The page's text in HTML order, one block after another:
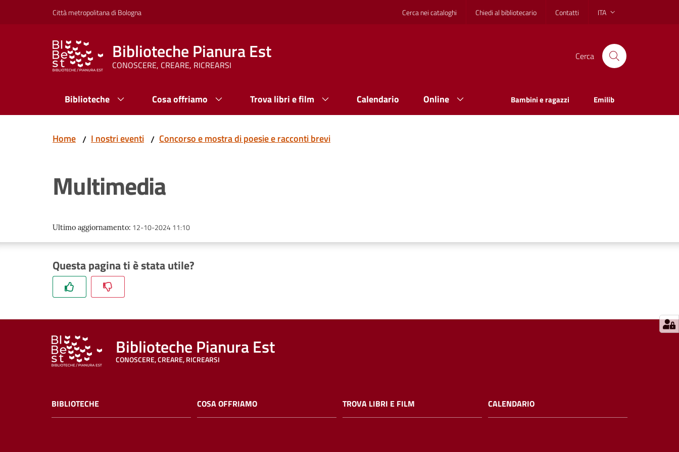
Vai al contenuto
Vai alla navigazioneCittà metropolitana di Bologna Cerca nei cataloghi Chiedi al bibliotecario Contatti ITA
Biblioteche Pianura Est
CONOSCERE, CREARE, RICREARSI
Cerca
Biblioteche Cosa offriamo Trova libri e film Calendario Online Bambini e ragazzi Emilib
Home / I nostri eventi / Concorso e mostra di poesie e racconti brevi
Multimedia
Ultimo aggiornamento: 12-10-2024 11:10
Questa pagina ti è stata utile?
Biblioteche Pianura Est
CONOSCERE, CREARE, RICREARSI
BIBLIOTECHE COSA OFFRIAMO TROVA LIBRI E FILM CALENDARIO